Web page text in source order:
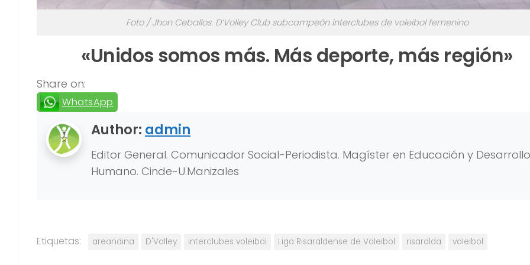
Foto / Jhon Ceballos. D’Volley Club subcampeón interclubes de voleibol femenino
«Unidos somos más. Más deporte, más región»
Share on:
WhatsApp
Author: admin
Editor General. Comunicador Social-Periodista. Magíster en Educación y Desarrollo
Humano. Cinde-U.Manizales
Etiquetas: areandina D'Volley interclubes voleibol Liga Risaraldense de Voleibol risaralda voleibol